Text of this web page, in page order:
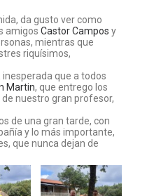
da gusto ver como
amigos Castor Campos y
mientras que
riquísimos,
que a todos
Martin, que entrego los
nuestro gran profesor,
de una gran tarde, con
y lo más importante,
que nunca dejan de